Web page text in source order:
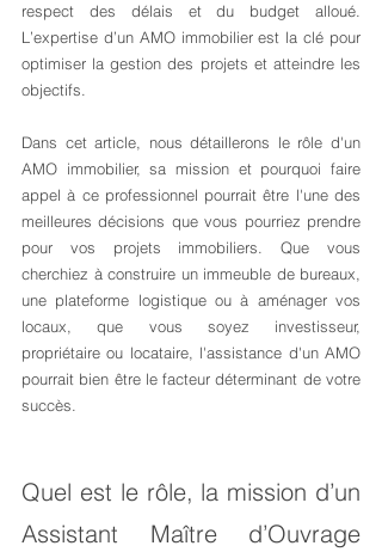
respect des délais et du budget alloué.
L’expertise d’un AMO immobilier est la clé pour
optimiser la gestion des projets et atteindre les
objectifs.
Dans cet article, nous détaillerons le rôle d'un
AMO immobilier, sa mission et pourquoi faire
appel à ce professionnel pourrait être l'une des
meilleures décisions que vous pourriez prendre
pour vos projets immobiliers. Que vous
cherchiez à construire un immeuble de bureaux,
une plateforme logistique ou à aménager vos
locaux, que vous soyez investisseur,
propriétaire ou locataire, l'assistance d'un AMO
pourrait bien être le facteur déterminant de votre
succès.
Quel est le rôle, la mission d’un
Assistant Maître d’Ouvrage